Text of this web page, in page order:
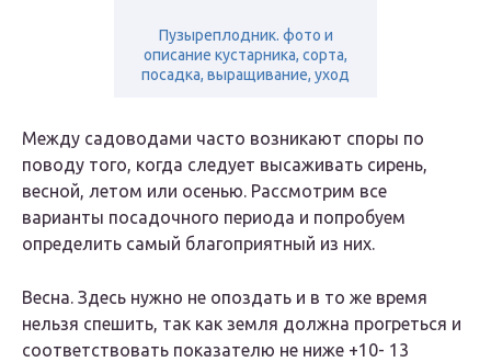
Пузыреплодник. фото и
описание кустарника, сорта,
посадка, выращивание, уход
Между садоводами часто возникают споры по
поводу того, когда следует высаживать сирень,
весной, летом или осенью. Рассмотрим все
варианты посадочного периода и попробуем
определить самый благоприятный из них.
Весна. Здесь нужно не опоздать и в то же время
нельзя спешить, так как земля должна прогреться и
соответствовать показателю не ниже +10- 13